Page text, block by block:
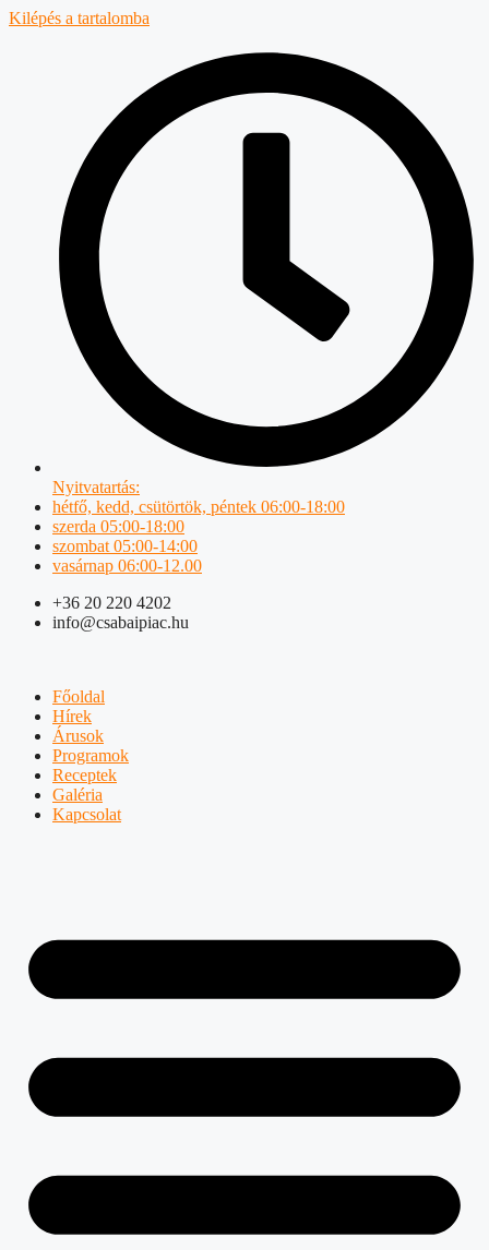
Kilépés a tartalomba
Nyitvatartás:
hétfő, kedd, csütörtök, péntek 06:00-18:00
szerda 05:00-18:00
szombat 05:00-14:00
vasárnap 06:00-12.00
+36 20 220 4202
info@csabaipiac.hu
Főoldal
Hírek
Árusok
Programok
Receptek
Galéria
Kapcsolat